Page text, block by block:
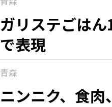
ガリステごは
で表現
青森
ニンニク、食